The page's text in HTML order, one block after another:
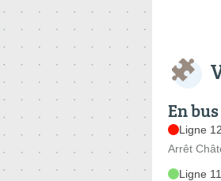
En bus
Ligne
Arrêt
Ligne